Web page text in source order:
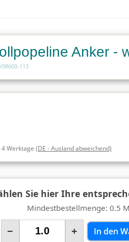
Anker -
113
4 Werktage (DE - Ausland abweichend)
Sie hier Ihre
Mindestbestellmenge: 0.5
− + In den